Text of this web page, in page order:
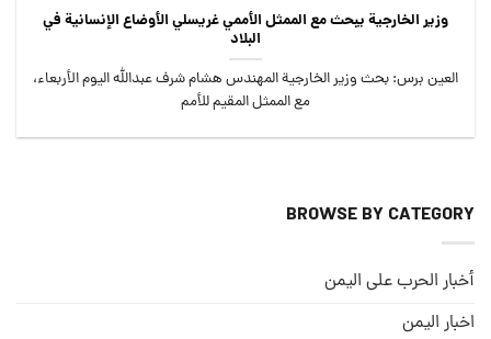
وزير الخارجية يبحث مع الممثل الأممي غريسلي الأوضاع الإنسانية في
البلاد
العين برس: بحث وزير الخارجية المهندس هشام شرف عبدالله اليوم الأربعاء،
مع الممثل المقيم للأمم
BROWSE BY CATEGORY
أخبار الحرب على اليمن
اخبار اليمن